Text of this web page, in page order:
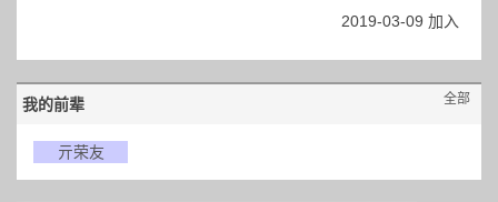
2019-03-09 加入
我的前辈 全部
亓荣友